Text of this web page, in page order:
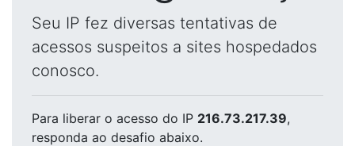
Seu IP fez diversas tentativas de
acessos suspeitos a sites hospedados
conosco.
Para liberar o acesso do IP 216.73.217.39,
responda ao desafio abaixo.